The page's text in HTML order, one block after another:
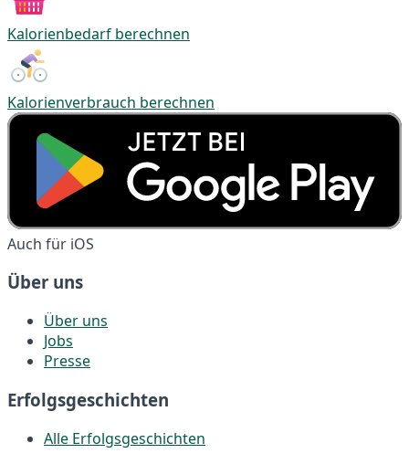
Kalorienbedarf berechnen
Kalorienverbrauch berechnen
Auch für iOS
Über uns
Über uns
Jobs
Presse
Erfolgsgeschichten
Alle Erfolgsgeschichten